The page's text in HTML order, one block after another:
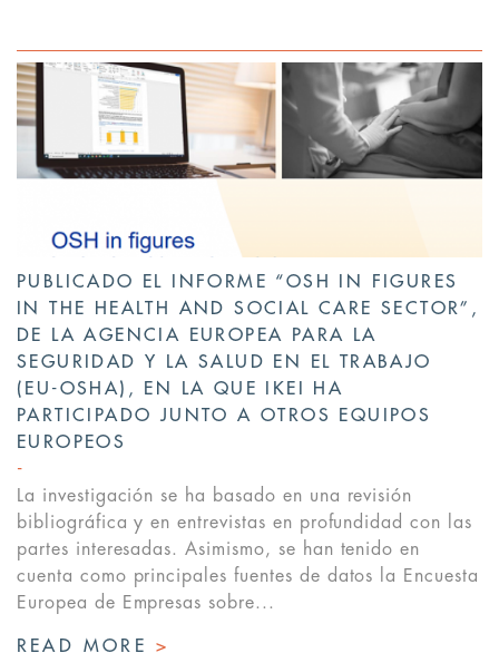
PUBLICADO EL INFORME “OSH IN FIGURES
IN THE HEALTH AND SOCIAL CARE SECTOR”,
DE LA AGENCIA EUROPEA PARA LA
SEGURIDAD Y LA SALUD EN EL TRABAJO
(EU-OSHA), EN LA QUE IKEI HA
PARTICIPADO JUNTO A OTROS EQUIPOS
EUROPEOS
La investigación se ha basado en una revisión
bibliográfica y en entrevistas en profundidad con las
partes interesadas. Asimismo, se han tenido en
cuenta como principales fuentes de datos la Encuesta
Europea de Empresas sobre...
READ MORE >